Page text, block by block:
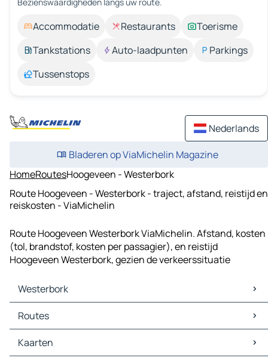
Accommodatie Restaurants
Toerisme
Tankstations
Auto-laadpunten
Parkings
Tussenstops
Nederlands
Bladeren op ViaMichelin Magazine
HomeRoutesHoogeveen - Westerbork
Route Hoogeveen - Westerbork - traject, afstand, reistijd en
reiskosten - ViaMichelin
Route Hoogeveen Westerbork ViaMichelin. Afstand, kosten
(tol, brandstof, kosten per passagier), en reistijd
Hoogeveen Westerbork, gezien de verkeerssituatie
Westerbork
Westerbork Kaarten
Westerbork Verkeer
Westerbork Hotels
Westerbork Restaurants
Routes
Routes Westerbork - Assen
Routes Westerbork - Hoogeveen
Kaarten